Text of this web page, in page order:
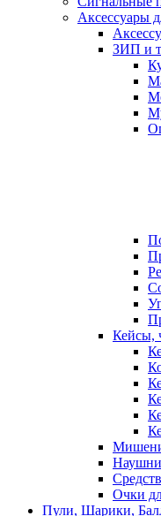
Аксессуары
ЗИП и
Кейсы,
Мишени
Очки
Пули, Шарики,